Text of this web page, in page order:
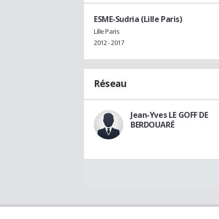
ESME-Sudria (Lille Paris)
Lille Paris
2012 - 2017
Réseau
Jean-Yves LE GOFF DE
BERDOUARÉ